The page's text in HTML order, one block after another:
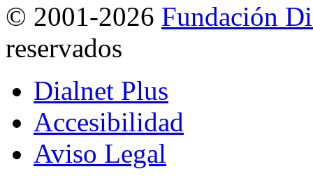
© 2001-2026 Fundación
reservados
Dialnet Plus
Accesibilidad
Aviso Legal